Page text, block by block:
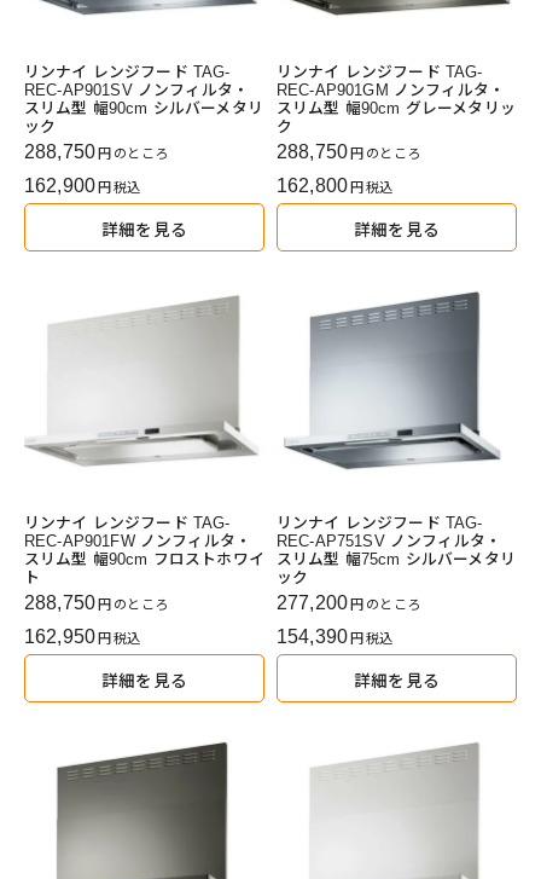
リンナイ レンジフード TAG-
REC-AP901SV ノンフィルタ・
スリム型 幅90cm シルバーメタリ
ック
288,750 のところ
162,900 税込
詳細を見る
リンナイ レンジフード TAG-
REC-AP901GM ノンフィルタ・
スリム型 幅90cm グレーメタリッ
ク
288,750 のところ
162,800 税込
詳細を見る
リンナイ レンジフード TAG-
REC-AP901FW ノンフィルタ・
スリム型 幅90cm フロストホワイ
ト
288,750 のところ
162,950 税込
詳細を見る
リンナイ レンジフード TAG-
REC-AP751SV ノンフィルタ・
スリム型 幅75cm シルバーメタリ
ック
277,200 のところ
154,390 税込
詳細を見る